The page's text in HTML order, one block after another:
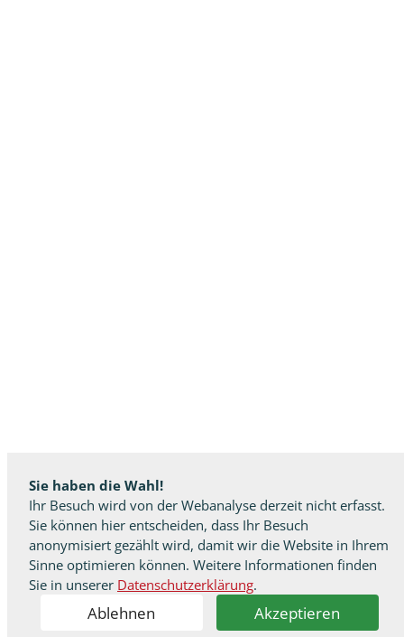
Sie haben die Wahl!
Ihr Besuch wird von der Webanalyse derzeit nicht erfasst.
Sie können hier entscheiden, dass Ihr Besuch
anonymisiert gezählt wird, damit wir die Website in Ihrem
Sinne optimieren können. Weitere Informationen finden
Sie in unserer Datenschutzerklärung.
Ablehnen Akzeptieren